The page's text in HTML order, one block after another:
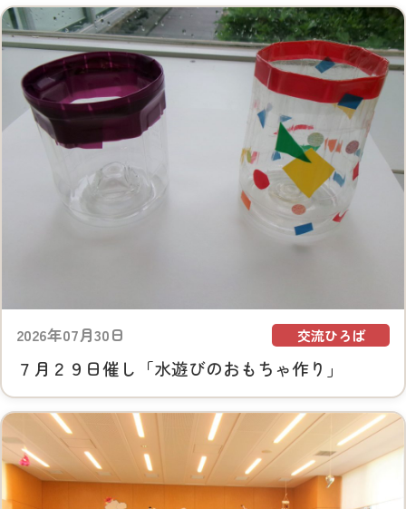
2026年07月30日 交流ひろば
７月２９日催し「水遊びのおもちゃ作り」